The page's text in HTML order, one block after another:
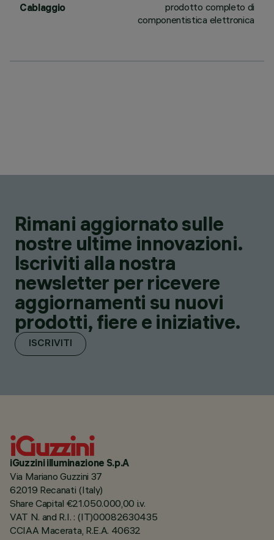
Cablaggio
prodotto completo di
componentistica elettronica
Rimani aggiornato sulle
nostre ultime innovazioni.
Iscriviti alla nostra
newsletter per ricevere
aggiornamenti su nuovi
prodotti, fiere e iniziative.
ISCRIVITI
iGuzzini illuminazione S.p.A
Via Mariano Guzzini 37
62019 Recanati (Italy)
Share Capital €21.050.000,00 i.v.
VAT N. and R.I. : (IT)00082630435
CCIAA Macerata, R.E.A. 40632